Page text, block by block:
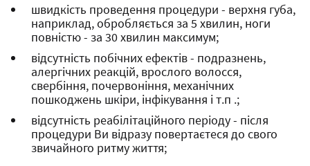
швидкість проведення процедури - верхня губа,
наприклад, обробляється за 5 хвилин, ноги
повністю - за 30 хвилин максимум;
відсутність побічних ефектів - подразнень,
алергічних реакцій, врослого волосся,
свербіння, почервоніння, механічних
пошкоджень шкіри, інфікування і т.п .;
відсутність реабілітаційного періоду - після
процедури Ви відразу повертаєтеся до свого
звичайного ритму життя;